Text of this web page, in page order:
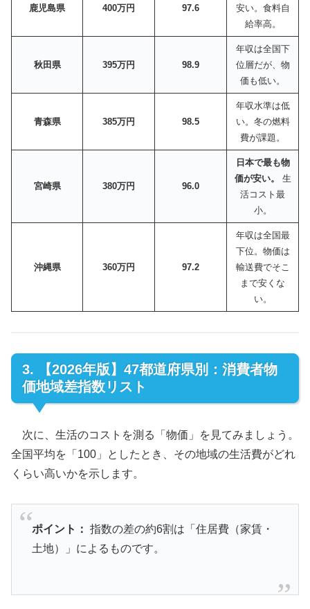
鹿児島県 400万円 97.6
安い。食料自
給率高。
秋田県 395万円 98.9
年収は全国下
位層だが、物
価も低い。
青森県 385万円 98.5
年収水準は低
い。冬の燃料
費が課題。
宮崎県 380万円 96.0
日本で最も物
価が安い。
生
活コスト最
小。
沖縄県 360万円 97.2
年収は全国最
下位。物価は
輸送費でそこ
まで安くな
い。
3. 【2026年版】47都道府県別：消費者物
価地域差指数リスト
次に、生活のコストを測る「物価」を見てみましょう。
全国平均を「100」としたとき、その地域の生活費がどれ
くらい高いかを示します。
ポイント： 指数の差の約6割は「住居費（家賃・
土地）」によるものです。